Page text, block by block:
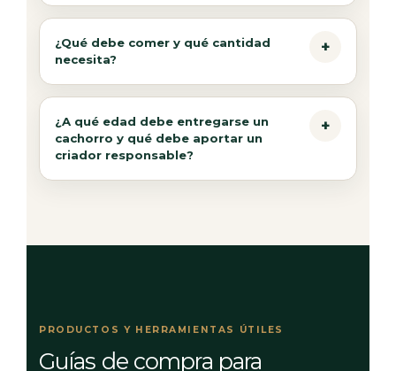
¿Qué debe comer y qué cantidad
necesita?
¿A qué edad debe entregarse un
cachorro y qué debe aportar un
criador responsable?
PRODUCTOS Y HERRAMIENTAS ÚTILES
Guías de compra para